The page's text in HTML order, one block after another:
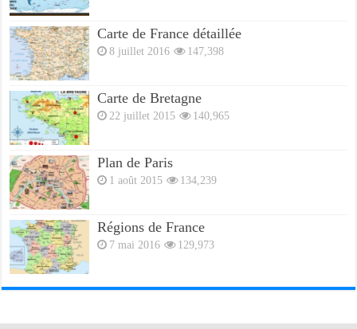
Carte de France détaillée
8 juillet 2016 147,398
Carte de Bretagne
22 juillet 2015 140,965
Plan de Paris
1 août 2015 134,239
Régions de France
7 mai 2016 129,973